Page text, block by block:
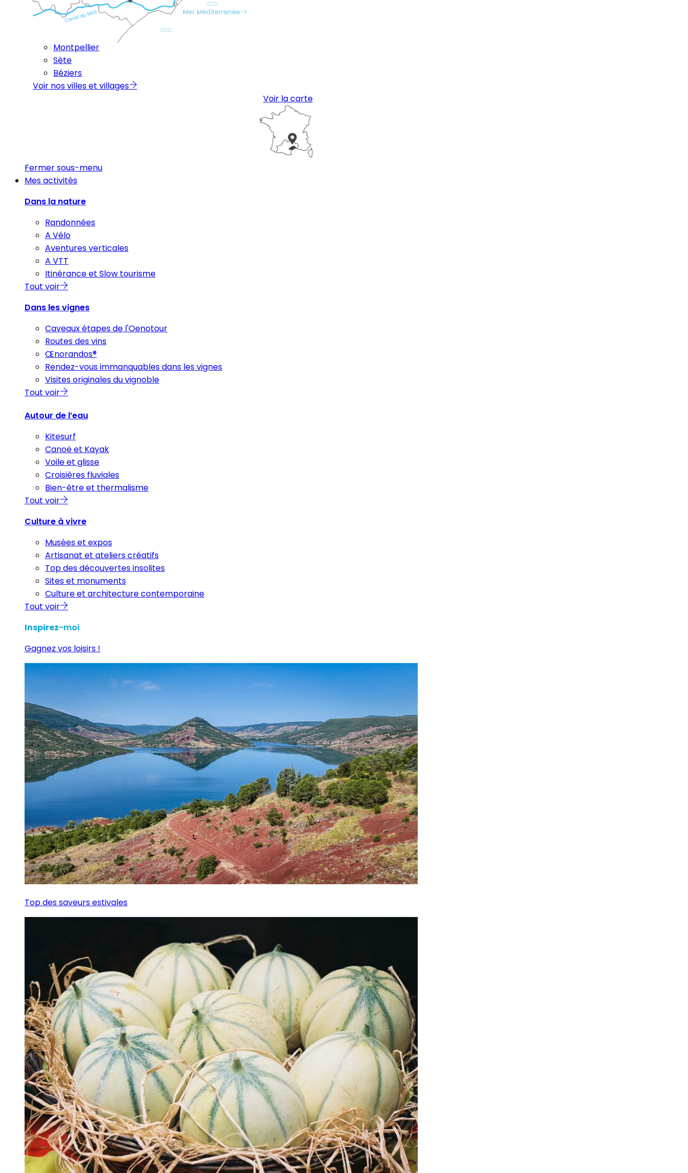
Montpellier
Sète
Béziers
Voir nos villes et villages
Voir la carte
Fermer sous-menu
Mes activités
Dans la nature
Randonnées
A Vélo
Aventures verticales
A VTT
Itinérance et Slow tourisme
Tout voir
Dans les vignes
Caveaux étapes de l'Oenotour
Routes des vins
Œnorandos®
Rendez-vous immanquables dans les vignes
Visites originales du vignoble
Tout voir
Autour de l’eau
Kitesurf
Canoë et Kayak
Voile et glisse
Croisières fluviales
Bien-être et thermalisme
Tout voir
Culture à vivre
Musées et expos
Artisanat et ateliers créatifs
Top des découvertes insolites
Sites et monuments
Culture et architecture contemporaine
Tout voir
Inspirez-moi
Gagnez vos loisirs !
Top des saveurs estivales